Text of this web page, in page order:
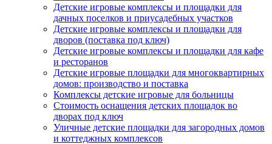
Детские игровые комплексы и площадки для
дачных поселков и приусадебных участков
Детские игровые комплексы и площадки для
дворов (поставка под ключ)
Детские игровые комплексы и площадки для кафе
и ресторанов
Детские игровые площадки для многоквартирных
домов: производство и поставка
Комплексы детские игровые для больницы
Стоимость оснащения детских площадок во
дворах под ключ
Уличные детские площадки для загородных домов
и коттеджных комплексов